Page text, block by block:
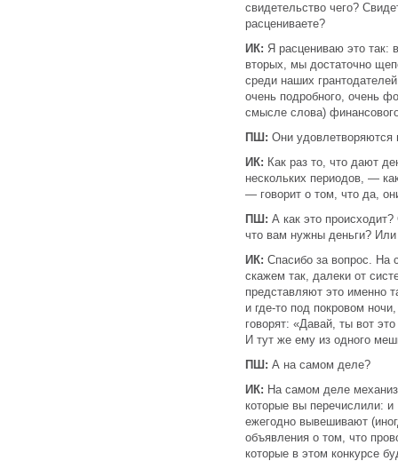
свидетельство чего?
расцениваете?
ИК: Я расцениваю это так:
вторых, мы достаточно
среди наших
очень подробного, очень
смысле слова)
ПШ: Они удовлетворяются
ИК: Как раз то, что дают
нескольких периодов, —
— говорит о том, что да,
ПШ: А как это
что вам нужны деньги? Или
ИК: Спасибо за вопрос. На
скажем так, далеки от
представляют это именно
и где-то под покровом
говорят: «Давай, ты вот
И тут же ему из одного
ПШ: А на самом деле?
ИК: На самом деле
которые вы перечислили:
ежегодно вывешивают
объявления о том, что
которые в этом конкурсе